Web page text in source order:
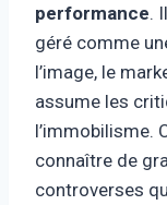
performance.
géré comme
l’image, le
assume les
l’immobilisme.
connaître de
controverses